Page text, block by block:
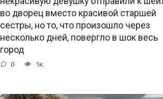
во дворец вместо красивой старшей
сестры, но то, что произошло через
несколько дней, повергло в шок весь
город
0 1к.